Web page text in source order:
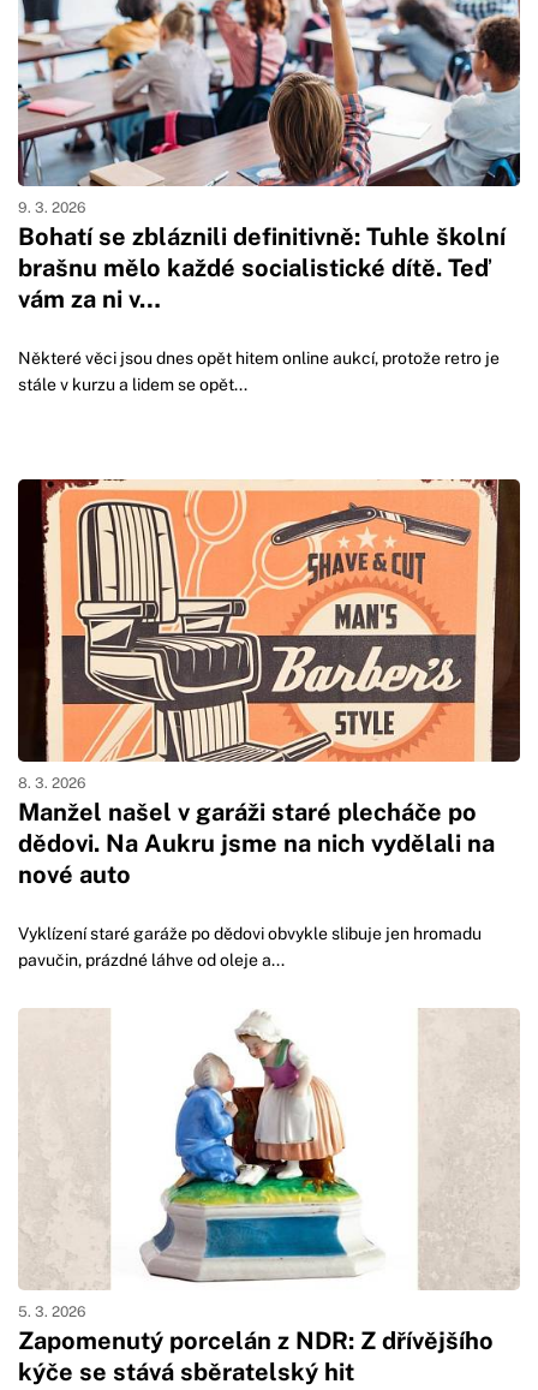
Bohatí se zbláznili definitivně: Tuhle školní
brašnu mělo každé socialistické dítě. Teď
vám za ni v…
9. 3. 2026
Některé věci jsou dnes opět hitem online aukcí, protože retro je
stále v kurzu a lidem se opět...
Manžel našel v garáži staré plecháče po
dědovi. Na Aukru jsme na nich vydělali na
nové auto
8. 3. 2026
Vyklízení staré garáže po dědovi obvykle slibuje jen hromadu
pavučin, prázdné láhve od oleje a...
Zapomenutý porcelán z NDR: Z dřívějšího
kýče se stává sběratelský hit
5. 3. 2026